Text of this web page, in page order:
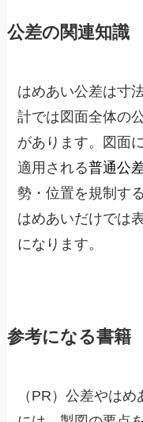
公差の関連知識
はめあい公差は寸
計では図面全体の
があります。図面
適用される普通公
勢・位置を規制す
はめあいだけでは
になります。
参考になる書籍
（PR）公差やは